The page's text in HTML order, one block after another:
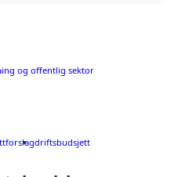
og offentlig sektor
driftsbudsjett